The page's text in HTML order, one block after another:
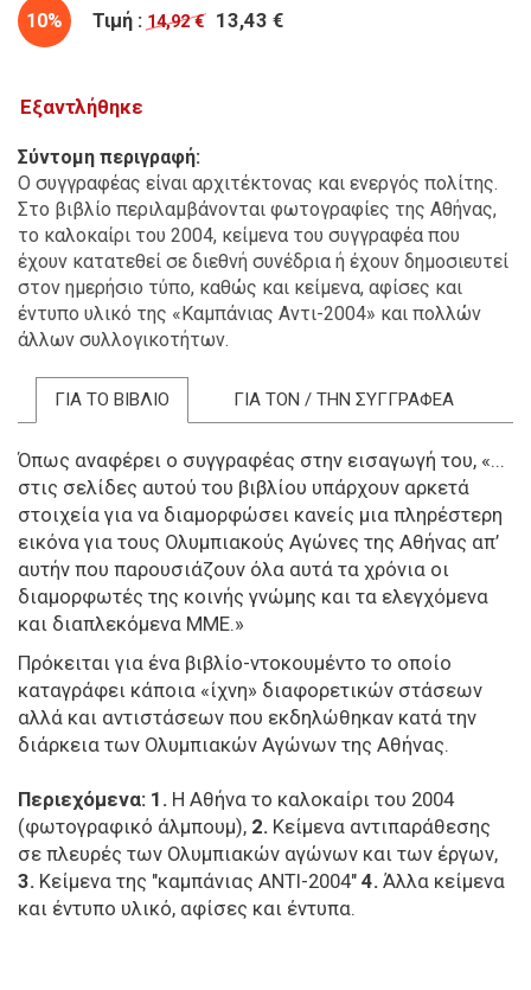
10% Τιμή : 14,92 € 13,43 €
Εξαντλήθηκε
Σύντομη περιγραφή
Ο συγγραφέας είναι αρχιτέκτονας και ενεργός πολίτης.
Στο βιβλίο περιλαμβάνονται φωτογραφίες της Αθήνας,
το καλοκαίρι του 2004, κείμενα του συγγραφέα που
έχουν κατατεθεί σε διεθνή συνέδρια ή έχουν δημοσιευτεί
στον ημερήσιο τύπο, καθώς και κείμενα, αφίσες και
έντυπο υλικό της «Καμπάνιας Αντι-2004» και πολλών
άλλων συλλογικοτήτων.
ΓΙΑ ΤΟ ΒΙΒΛΙΟ ΓΙΑ ΤΟΝ / ΤΗΝ ΣΥΓΓΡΑΦΕΑ
Όπως αναφέρει ο συγγραφέας στην εισαγωγή του, «...
στις σελίδες αυτού του βιβλίου υπάρχουν αρκετά
στοιχεία για να διαμορφώσει κανείς μια πληρέστερη
εικόνα για τους Ολυμπιακούς Αγώνες της Αθήνας απ’
αυτήν που παρουσιάζουν όλα αυτά τα χρόνια οι
διαμορφωτές της κοινής γνώμης και τα ελεγχόμενα
και διαπλεκόμενα ΜΜΕ.»
Πρόκειται για ένα βιβλίο-ντοκουμέντο το οποίο
καταγράφει κάποια «ίχνη» διαφορετικών στάσεων
αλλά και αντιστάσεων που εκδηλώθηκαν κατά την
διάρκεια των Ολυμπιακών Αγώνων της Αθήνας.
Περιεχόμενα: 1. Η Αθήνα το καλοκαίρι του 2004
(φωτογραφικό άλμπουμ), 2. Κείμενα αντιπαράθεσης
σε πλευρές των Ολυμπιακών αγώνων και των έργων,
3. Κείμενα της "καμπάνιας ΑΝΤΙ-2004" 4. Άλλα κείμενα
και έντυπο υλικό, αφίσες και έντυπα.